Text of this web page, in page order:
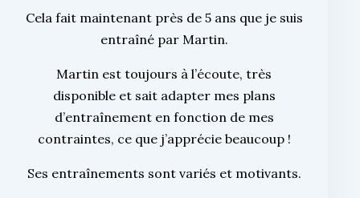
Cela fait maintenant près de 5 ans que je suis
entraîné par Martin.
Martin est toujours à l’écoute, très
disponible et sait adapter mes plans
d’entraînement en fonction de mes
contraintes, ce que j’apprécie beaucoup !
Ses entraînements sont variés et motivants.